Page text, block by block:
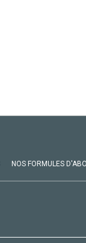
NOS FORMULES